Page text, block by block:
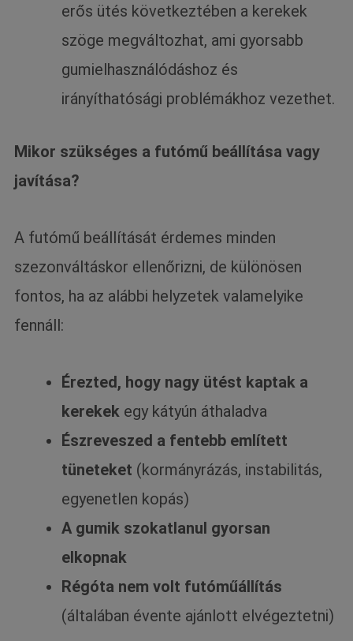
erős ütés következtében a kerekek
szöge megváltozhat, ami gyorsabb
gumielhasználódáshoz és
irányíthatósági problémákhoz vezethet.
Mikor szükséges a futómű beállítása vagy
javítása?
A futómű beállítását érdemes minden
szezonváltáskor ellenőrizni, de különösen
fontos, ha az alábbi helyzetek valamelyike
fennáll:
Érezted, hogy nagy ütést kaptak a
kerekek egy kátyún áthaladva
Észreveszed a fentebb említett
tüneteket (kormányrázás, instabilitás,
egyenetlen kopás)
A gumik szokatlanul gyorsan
elkopnak
Régóta nem volt futóműállítás
(általában évente ajánlott elvégeztetni)